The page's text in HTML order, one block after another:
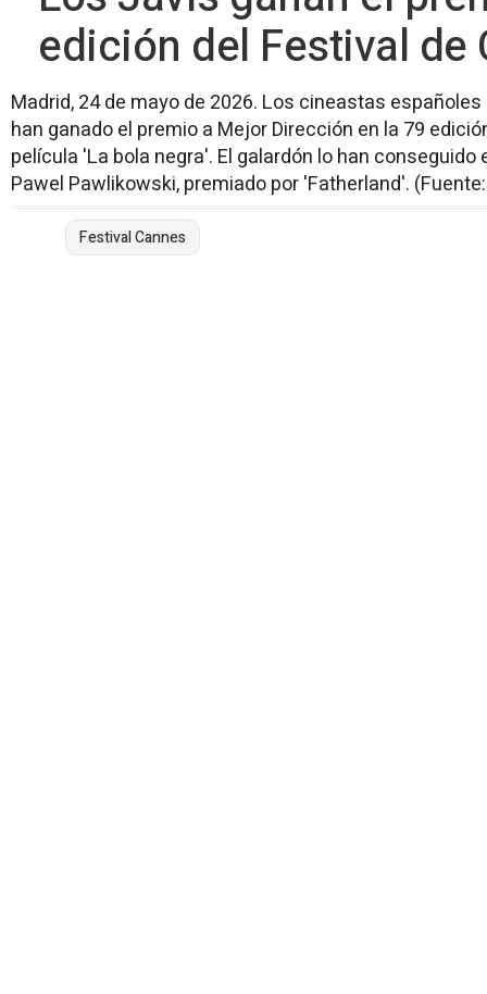
edición del Festival de
Madrid, 24 de mayo de 2026. Los cineastas
han ganado el premio a Mejor Dirección en la 79
película 'La bola negra'. El galardón lo han
Pawel Pawlikowski, premiado por 'Fatherland'.
Festival Cannes